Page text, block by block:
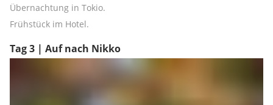
Übernachtung in Tokio.
Frühstück im Hotel.
Tag 3 | Auf nach Nikko